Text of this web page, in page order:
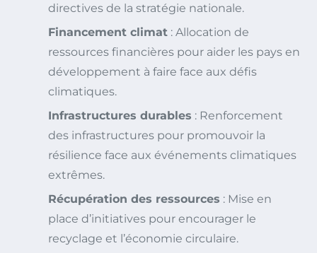
directives de la stratégie nationale.
Financement climat : Allocation de
ressources financières pour aider les pays en
développement à faire face aux défis
climatiques.
Infrastructures durables : Renforcement
des infrastructures pour promouvoir la
résilience face aux événements climatiques
extrêmes.
Récupération des ressources : Mise en
place d’initiatives pour encourager le
recyclage et l’économie circulaire.